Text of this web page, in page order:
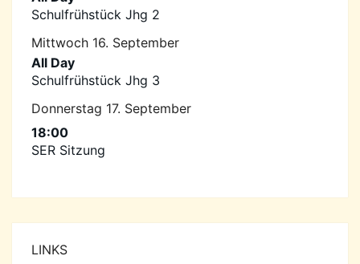
Schulfrühstück Jhg 2
Mittwoch 16. September
All Day
Schulfrühstück Jhg 3
Donnerstag 17. September
18:00
SER Sitzung
LINKS